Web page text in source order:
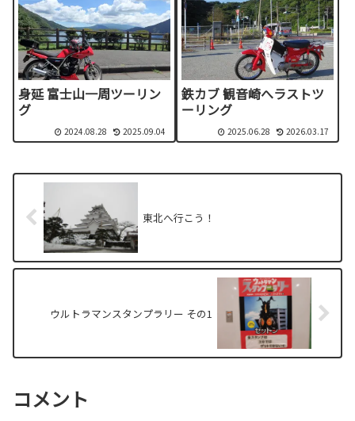
身延 富士山一周ツーリン
グ
2024.08.28 2025.09.04
鉄カブ 観音崎へラストツ
ーリング
2025.06.28 2026.03.17
東北へ行こう！
ウルトラマンスタンプラリー その1
コメント